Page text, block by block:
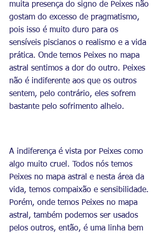
muita presença do signo de Peixes não
gostam do excesso de pragmatismo,
pois isso é muito duro para os
sensíveis piscianos o realismo e a vida
prática. Onde temos Peixes no mapa
astral sentimos a dor do outro. Peixes
não é indiferente aos que os outros
sentem, pelo contrário, eles sofrem
bastante pelo sofrimento alheio.
A indiferença é vista por Peixes como
algo muito cruel. Todos nós temos
Peixes no mapa astral e nesta área da
vida, temos compaixão e sensibilidade.
Porém, onde temos Peixes no mapa
astral, também podemos ser usados
pelos outros, então, é uma linha bem